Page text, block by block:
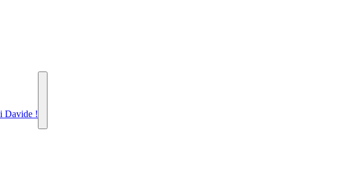
Davide !